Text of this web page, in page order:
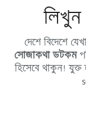
দেশে বিদেশে
সোজাকথা ডটকম
হিসেবে থাকুন! যুক্ত